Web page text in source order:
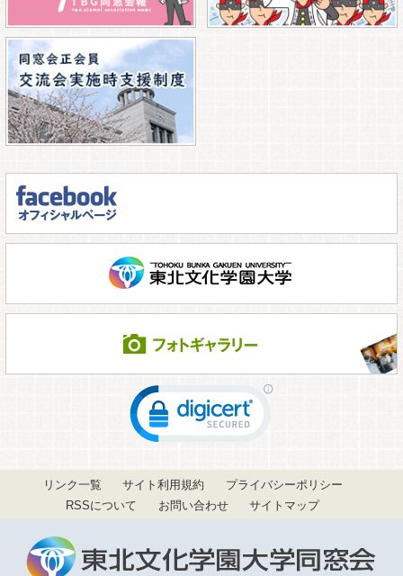
リンク一覧 サイト利用規約
プライバシーポリシー
RSSについて
お問い合わせ サイトマップ